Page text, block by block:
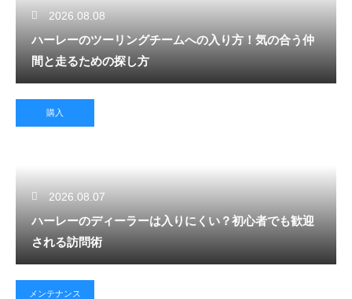
2026.08.08
ハーレーのツーリングチームへの入り方！気の合う仲
間と走るための探し方
購入
2026.08.07
ハーレーのディーラーは入りにくい？初心者でも歓迎
される訪問術
メンテナンス